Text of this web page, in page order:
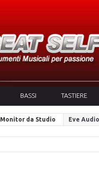
BASSI TASTIERE
Monitor da Studio Eve Audio